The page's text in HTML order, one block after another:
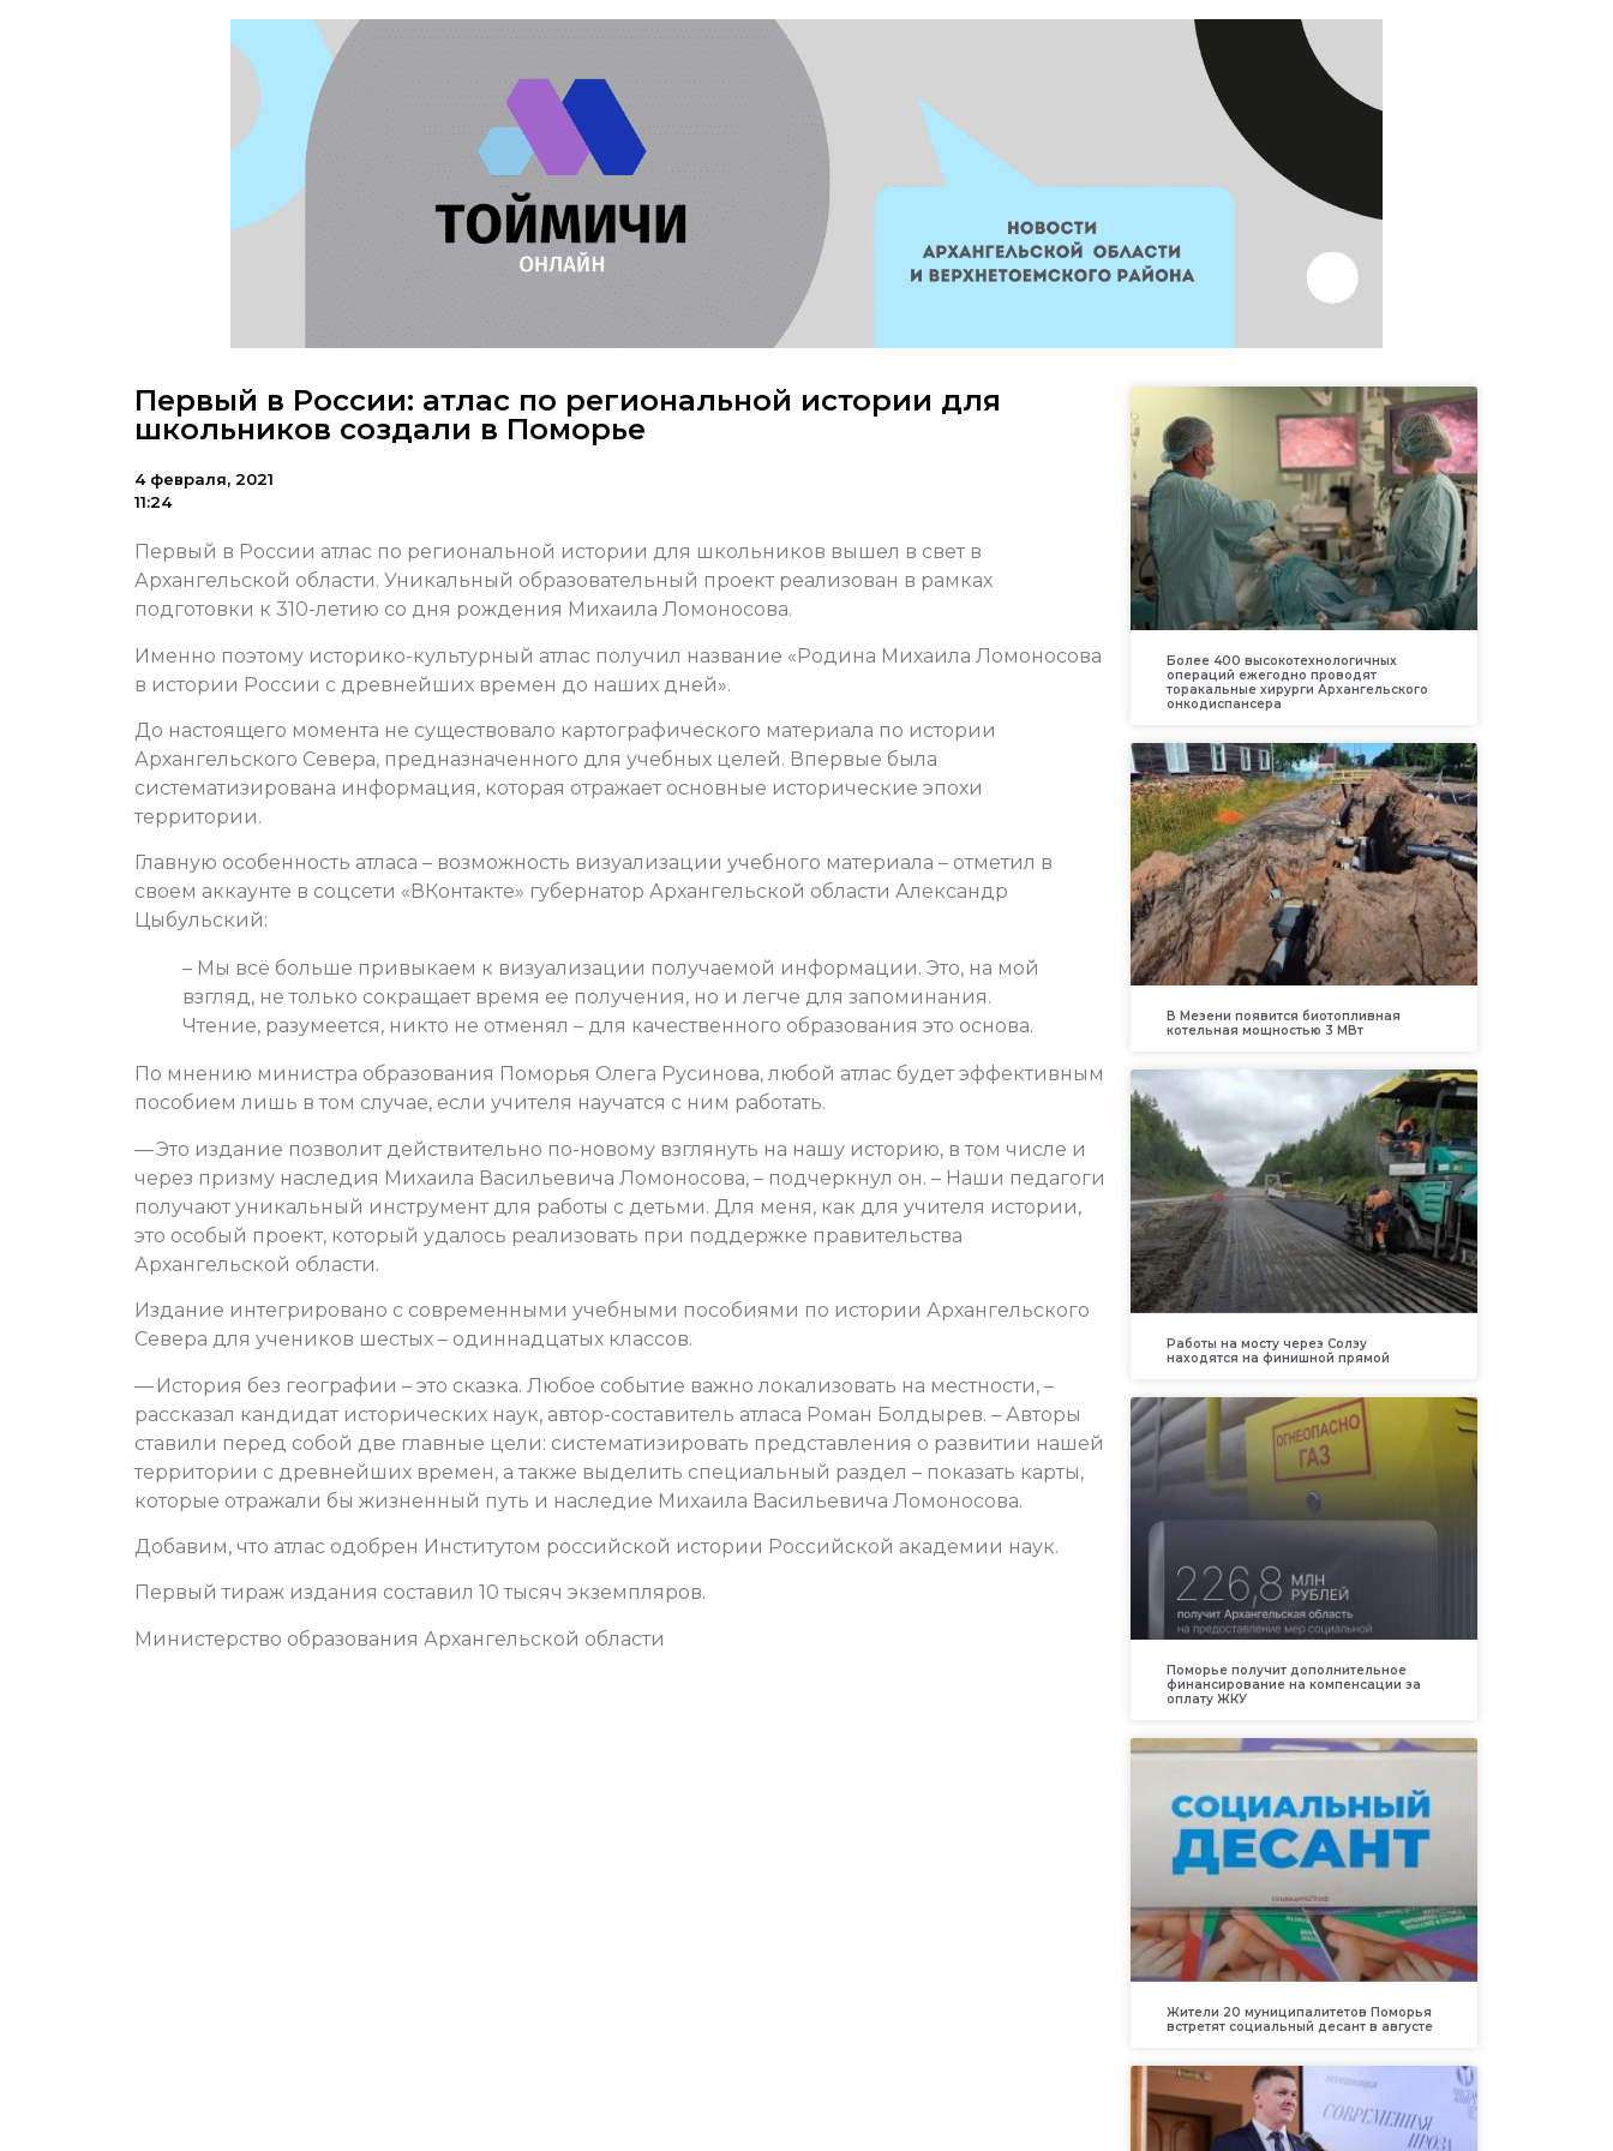
Первый в России: атлас по региональной истории для
школьников создали в Поморье
4 февраля, 2021
11:24
Первый в России атлас по региональной истории для школьников вышел в свет в
Архангельской области. Уникальный образовательный проект реализован в рамках
подготовки к 310-летию со дня рождения Михаила Ломоносова.
Именно поэтому историко-культурный атлас получил название «Родина Михаила Ломоносова
в истории России с древнейших времен до наших дней».
До настоящего момента не существовало картографического материала по истории
Архангельского Севера, предназначенного для учебных целей. Впервые была
систематизирована информация, которая отражает основные исторические эпохи
территории.
Главную особенность атласа – возможность визуализации учебного материала – отметил в
своем аккаунте в соцсети «ВКонтакте» губернатор Архангельской области Александр
Цыбульский:
– Мы всё больше привыкаем к визуализации получаемой информации. Это, на мой
взгляд, не только сокращает время ее получения, но и легче для запоминания.
Чтение, разумеется, никто не отменял – для качественного образования это основа.
По мнению министра образования Поморья Олега Русинова, любой атлас будет эффективным
пособием лишь в том случае, если учителя научатся с ним работать.
— Это издание позволит действительно по-новому взглянуть на нашу историю, в том числе и
через призму наследия Михаила Васильевича Ломоносова, – подчеркнул он. – Наши педагоги
получают уникальный инструмент для работы с детьми. Для меня, как для учителя истории,
это особый проект, который удалось реализовать при поддержке правительства
Архангельской области.
Издание интегрировано с современными учебными пособиями по истории Архангельского
Севера для учеников шестых – одиннадцатых классов.
— История без географии – это сказка. Любое событие важно локализовать на местности, –
рассказал кандидат исторических наук, автор-составитель атласа Роман Болдырев. – Авторы
ставили перед собой две главные цели: систематизировать представления о развитии нашей
территории с древнейших времен, а также выделить специальный раздел – показать карты,
которые отражали бы жизненный путь и наследие Михаила Васильевича Ломоносова.
Добавим, что атлас одобрен Институтом российской истории Российской академии наук.
Первый тираж издания составил 10 тысяч экземпляров.
Министерство образования Архангельской области
Более 400 высокотехнологичных
операций ежегодно проводят
торакальные хирурги Архангельского
онкодиспансера
В Мезени появится биотопливная
котельная мощностью 3 МВт
Работы на мосту через Солзу
находятся на финишной прямой
Поморье получит дополнительное
финансирование на компенсации за
оплату ЖКУ
Жители 20 муниципалитетов Поморья
встретят социальный десант в августе